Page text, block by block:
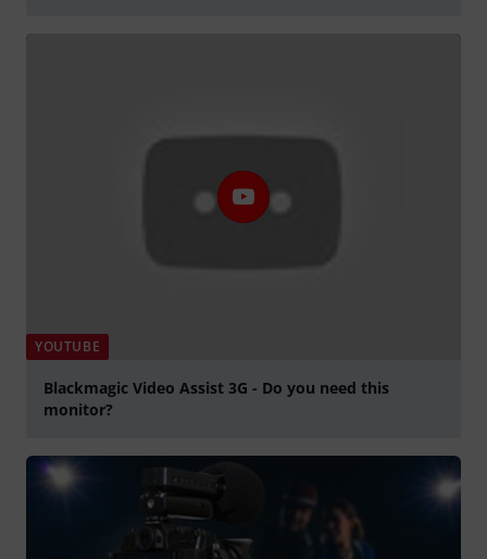
YOUTUBE
Blackmagic Video Assist 3G - Do you need this
monitor?